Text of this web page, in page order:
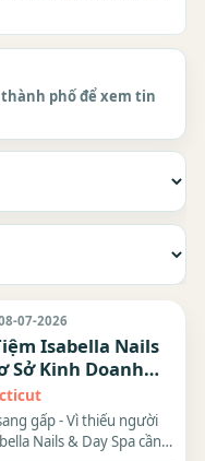
phố để xem tin
07-2026
Isabella Nails
Sở Kinh Doanh
gấp - Vì thiếu người
Nails & Day Spa cần